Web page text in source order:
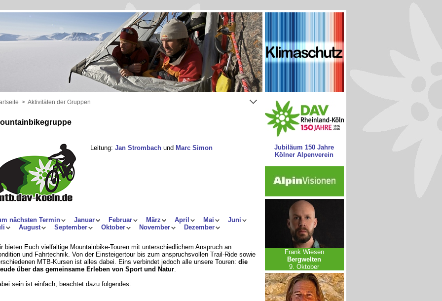
> Aktivitäten der Gruppen
Leitung: Jan Strombachund Marc Simon
nächsten Termin Januar Februar März April Mai
Juni
August September Oktober November Dezember
bieten Euch vielfältige Mountainbike-Touren mit unterschiedlichem Anspruch an
und Fahrtechnik. Von der Einsteigertour bis zum anspruchsvollen Trail-Ride sowie
MTB-Kursen ist alles dabei. Eins verbindet jedoch alle unsere Touren: die
über das gemeinsame Erleben von Sport und Natur.
sein ist einfach, beachtet dazu folgendes:
Jubiläum 150 Jahre
Kölner Alpenverein
Frank Wiesen
Bergwelten
9. Oktober